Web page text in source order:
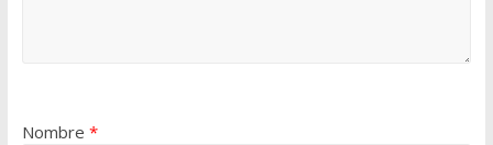
Nombre *